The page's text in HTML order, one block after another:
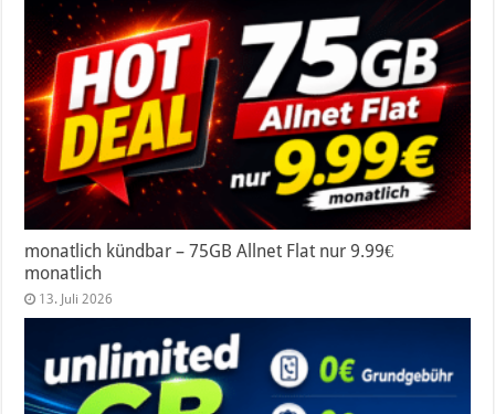
monatlich kündbar – 75GB Allnet Flat nur 9.99€
monatlich
13. Juli 2026